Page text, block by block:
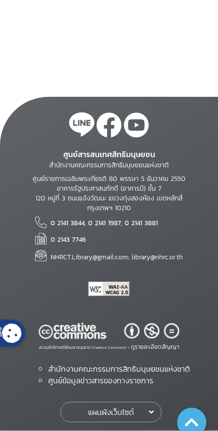
ศูนย์สารสนเทศสิทธิมนุษยชน
สำนักงานคณะกรรมการสิทธิมนุษยชนแห่งชาติ
ศูนย์ราชการเฉลิมพระเกียรติ 80 พรรษา 5 ธันวาคม 2550
อาคารรัฐประศาสนภักดี (อาคารบี) ชั้น 7
120 หมู่ที่ 3 ถนนแจ้งวัฒนะ แขวงทุ่งสองห้อง เขตหลักสี่
กรุงเทพฯ 10210
0 2141 3844, 0 2141 1987, 0 2141 3881
0 2143 7746
NHRCT.Library@gmail.com; library@nhrc.or.th
สงวนสิทธิ์ภายใต้สัญญาอนุญาต Creative Commons • ดูรายละเอียดสัญญา
สำนักงานคณะกรรมการสิทธิมนุษยชนแห่งชาติ
ศูนย์ข้อมูลข่าวสารของทางราชการ
แผนผังเว็บไซต์